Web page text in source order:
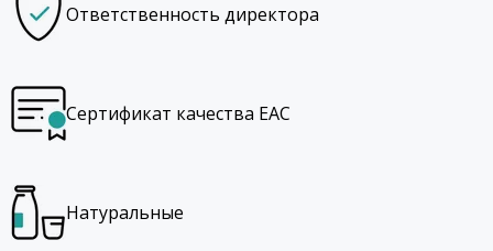
Ответственность директора
Сертификат качества EAC
Натуральные